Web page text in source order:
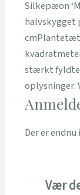
Silkepæon
halvskygget
stærkt
oplysninger:
Der er
Vær